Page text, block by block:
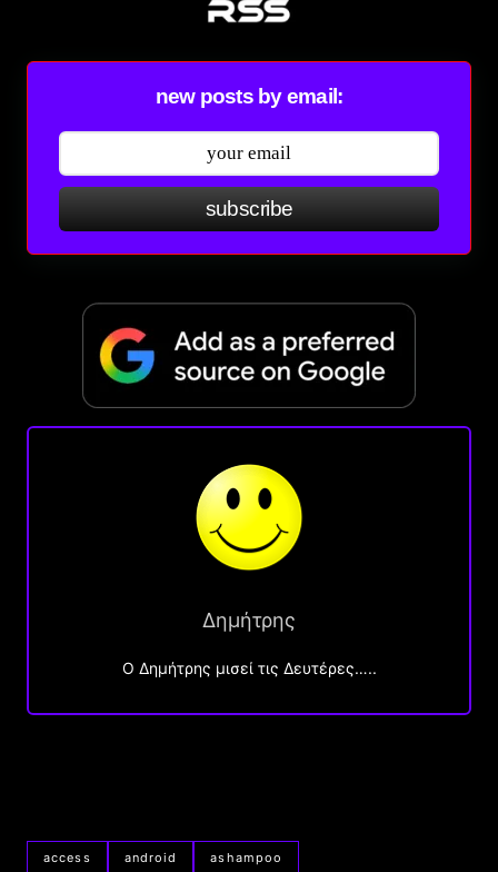
new posts by email:
subscribe
Δημήτρης
O Δημήτρης μισεί τις Δευτέρες…..
access android ashampoo